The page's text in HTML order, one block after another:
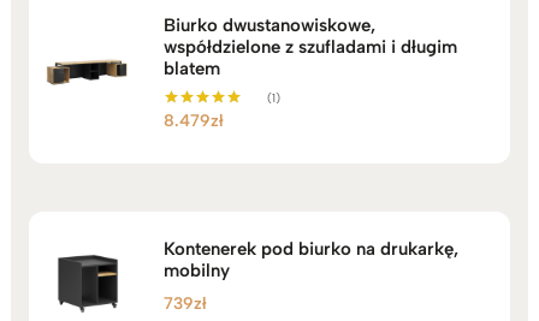
Biurko dwustanowiskowe,
współdzielone z szufladami i długim
blatem
Oceniono
(1)
8.479zł
Kontenerek pod biurko na drukarkę,
mobilny
739zł